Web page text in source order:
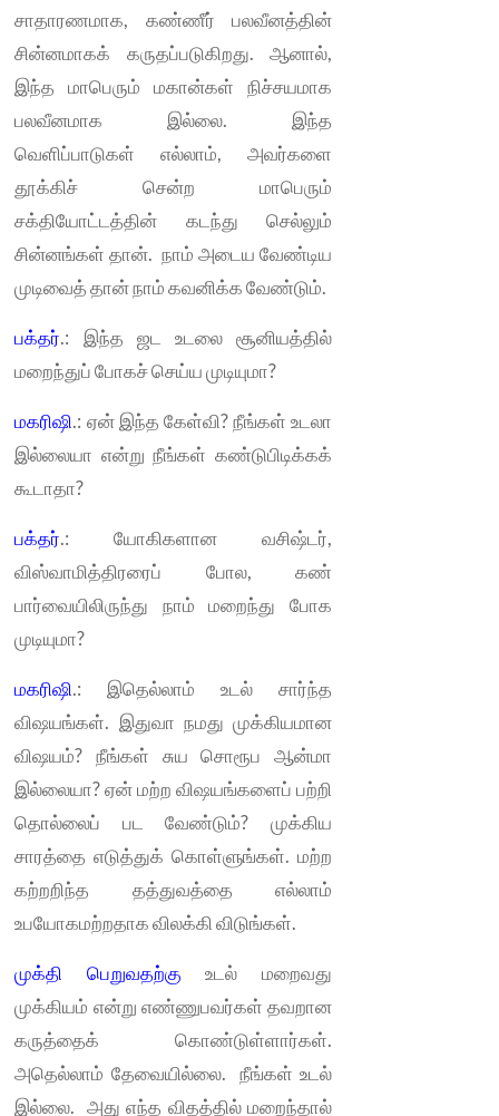
சாதாரணமாக, கண்ணீர் பலவீனத்தின்
சின்னமாகக் கருதப்படுகிறது. ஆனால்,
இந்த மாபெரும் மகான்கள் நிச்சயமாக
பலவீனமாக இல்லை. இந்த
வெளிப்பாடுகள் எல்லாம், அவர்களை
தூக்கிச் சென்ற மாபெரும்
சக்தியோட்டத்தின் கடந்து செல்லும்
சின்னங்கள் தான். நாம் அடைய வேண்டிய
முடிவைத் தான் நாம் கவனிக்க வேண்டும்.
பக்தர்.: இந்த ஜட உடலை சூனியத்தில்
மறைந்துப் போகச் செய்ய முடியுமா?
மகரிஷி.: ஏன் இந்த கேள்வி? நீங்கள் உடலா
இல்லையா என்று நீங்கள் கண்டுபிடிக்கக்
கூடாதா?
பக்தர்.: யோகிகளான வசிஷ்டர்,
விஸ்வாமித்திரரைப் போல, கண்
பார்வையிலிருந்து நாம் மறைந்து போக
முடியுமா?
மகரிஷி.: இதெல்லாம் உடல் சார்ந்த
விஷயங்கள். இதுவா நமது முக்கியமான
விஷயம்? நீங்கள் சுய சொரூப ஆன்மா
இல்லையா? ஏன் மற்ற விஷயங்களைப் பற்றி
தொல்லைப் பட வேண்டும்? முக்கிய
சாரத்தை எடுத்துக் கொள்ளுங்கள். மற்ற
கற்றறிந்த தத்துவத்தை எல்லாம்
உபயோகமற்றதாக விலக்கி விடுங்கள்.
முக்தி பெறுவதற்கு உடல் மறைவது
முக்கியம் என்று எண்ணுபவர்கள் தவறான
கருத்தைக் கொண்டுள்ளார்கள்.
அதெல்லாம் தேவையில்லை. நீங்கள் உடல்
இல்லை. அது எந்த விதத்தில் மறைந்தால்